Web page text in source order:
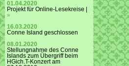
01.04.2020
Projekt für Online-Lesekreise |
»
16.03.2020
Conne Island geschlossen
08.01.2020
Stellungnahme des Conne
Islands zum Übergriff beim
HGich.T-Konzert am